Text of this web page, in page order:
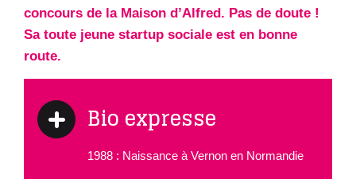
concours de la Maison d’Alfred. Pas de doute !
Sa toute jeune startup sociale est en bonne
route.
Bio expresse
1988 : Naissance à Vernon en Normandie